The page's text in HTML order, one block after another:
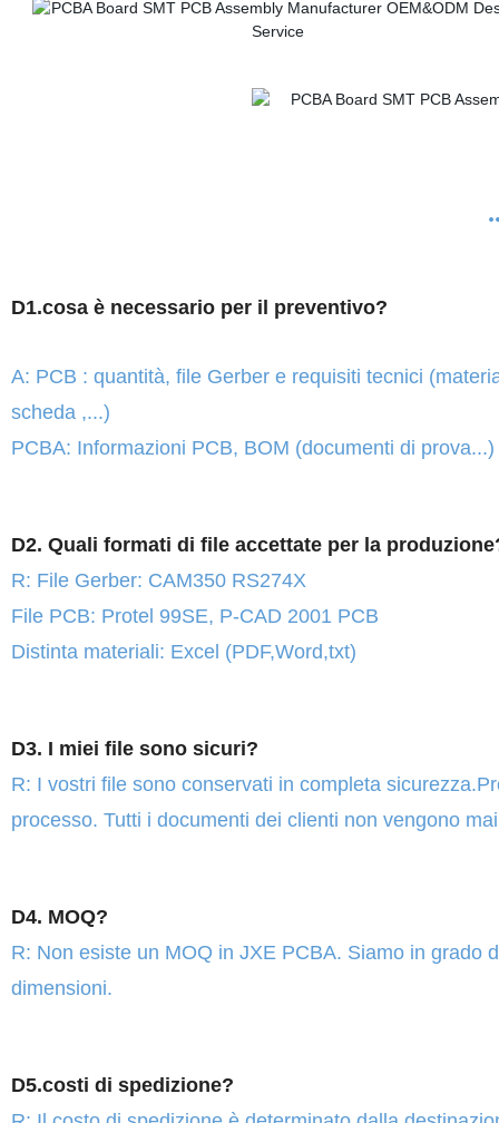
D1.cosa è necessario per il preventivo?
A: PCB : quantità, file Gerber e requisiti tecnici
scheda ,...)
PCBA: Informazioni PCB, BOM (documenti di prova...)
D2. Quali formati di file accettate per la
R: File Gerber: CAM350 RS274X
File PCB: Protel 99SE, P-CAD 2001 PCB
Distinta materiali: Excel (PDF,Word,txt)
D3. I miei file sono sicuri?
R: I vostri file sono conservati in completa
processo. Tutti i documenti dei clienti non vengono
D4. MOQ?
R: Non esiste un MOQ in JXE PCBA. Siamo in grado
dimensioni.
D5.costi di spedizione?